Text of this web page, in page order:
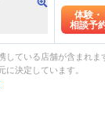
体験・
相談予
ている店舗が含まれま
決定しています。